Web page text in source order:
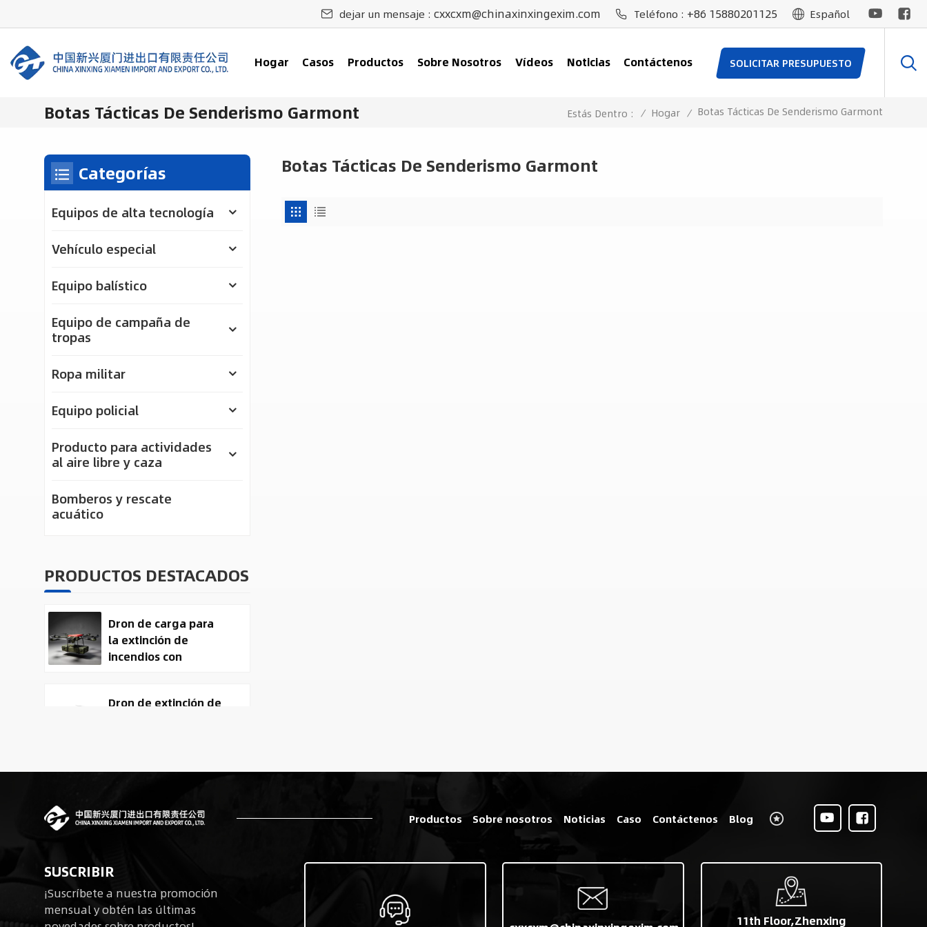
dejar un mensaje : cxxcxm@chinaxinxingexim.com Teléfono : +86 15880201125 Español
Hogar Casos Productos Sobre Nosotros Vídeos Noticias Contáctenos SOLICITAR PRESUPUESTO
Botas Tácticas De Senderismo Garmont Estás Dentro : / Hogar / Botas Tácticas De Senderismo Garmont
Botas Tácticas De Senderismo Garmont
Categorías
Equipos de alta tecnología
Vehículo especial
Equipo balístico
Equipo de campaña de
tropas
Ropa militar
Equipo policial
Producto para actividades
al aire libre y caza
Bomberos y rescate
acuático
PRODUCTOS DESTACADOS
Dron de carga para
la extinción de
incendios con
Dron de extinción de
útil de 100 kg.
surveillance UAV
Drone Manufacturer
biomiméticos para
operaciones tácticas
Productos Sobre nosotros Noticias Caso Contáctenos Blog
SUSCRIBIR
¡Suscríbete a nuestra promoción
mensual y obtén las últimas
11th Floor,Zhenxing